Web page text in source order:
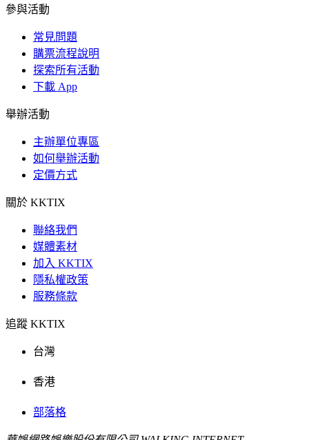
參與活動
常見問題
購票流程說明
探索所有活動
下載 App
舉辦活動
主辦單位專區
如何舉辦活動
定價方式
關於 KKTIX
聯絡我們
媒體素材
加入 KKTIX
隱私權政策
服務條款
追蹤 KKTIX
台灣
香港
部落格